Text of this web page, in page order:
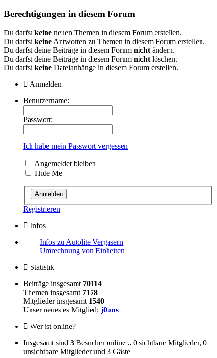
Berechtigungen in diesem Forum
Du darfst keine neuen Themen in diesem Forum erstellen.
Du darfst keine Antworten zu Themen in diesem Forum erstellen.
Du darfst deine Beiträge in diesem Forum nicht ändern.
Du darfst deine Beiträge in diesem Forum nicht löschen.
Du darfst keine Dateianhänge in diesem Forum erstellen.
Anmelden
Benutzername:
Passwort:
Ich habe mein Passwort vergessen
Angemeldet bleiben
Hide Me
Registrieren
Infos
Infos zu Autolite Vergasern
Umrechnung von Einheiten
Statistik
Beiträge insgesamt 70114
Themen insgesamt 7178
Mitglieder insgesamt 1540
Unser neuestes Mitglied: j0uns
Wer ist online?
Insgesamt sind 3 Besucher online :: 0 sichtbare Mitglieder, 0
unsichtbare Mitglieder und 3 Gäste